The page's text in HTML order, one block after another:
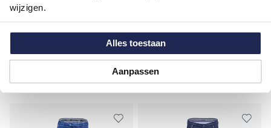
wijzigen.
Alles toestaan
Aanpassen
Bartlett T-shirt
€ 24,99
Bartlett Broek
€ 89,99